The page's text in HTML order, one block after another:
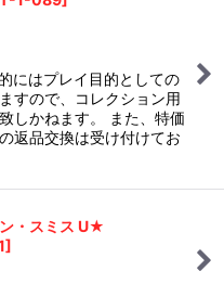
にはプレイ目的としての
すので、コレクション用
しかねます。 また、特価
返品交換は受け付けてお
ン・スミス U★
]